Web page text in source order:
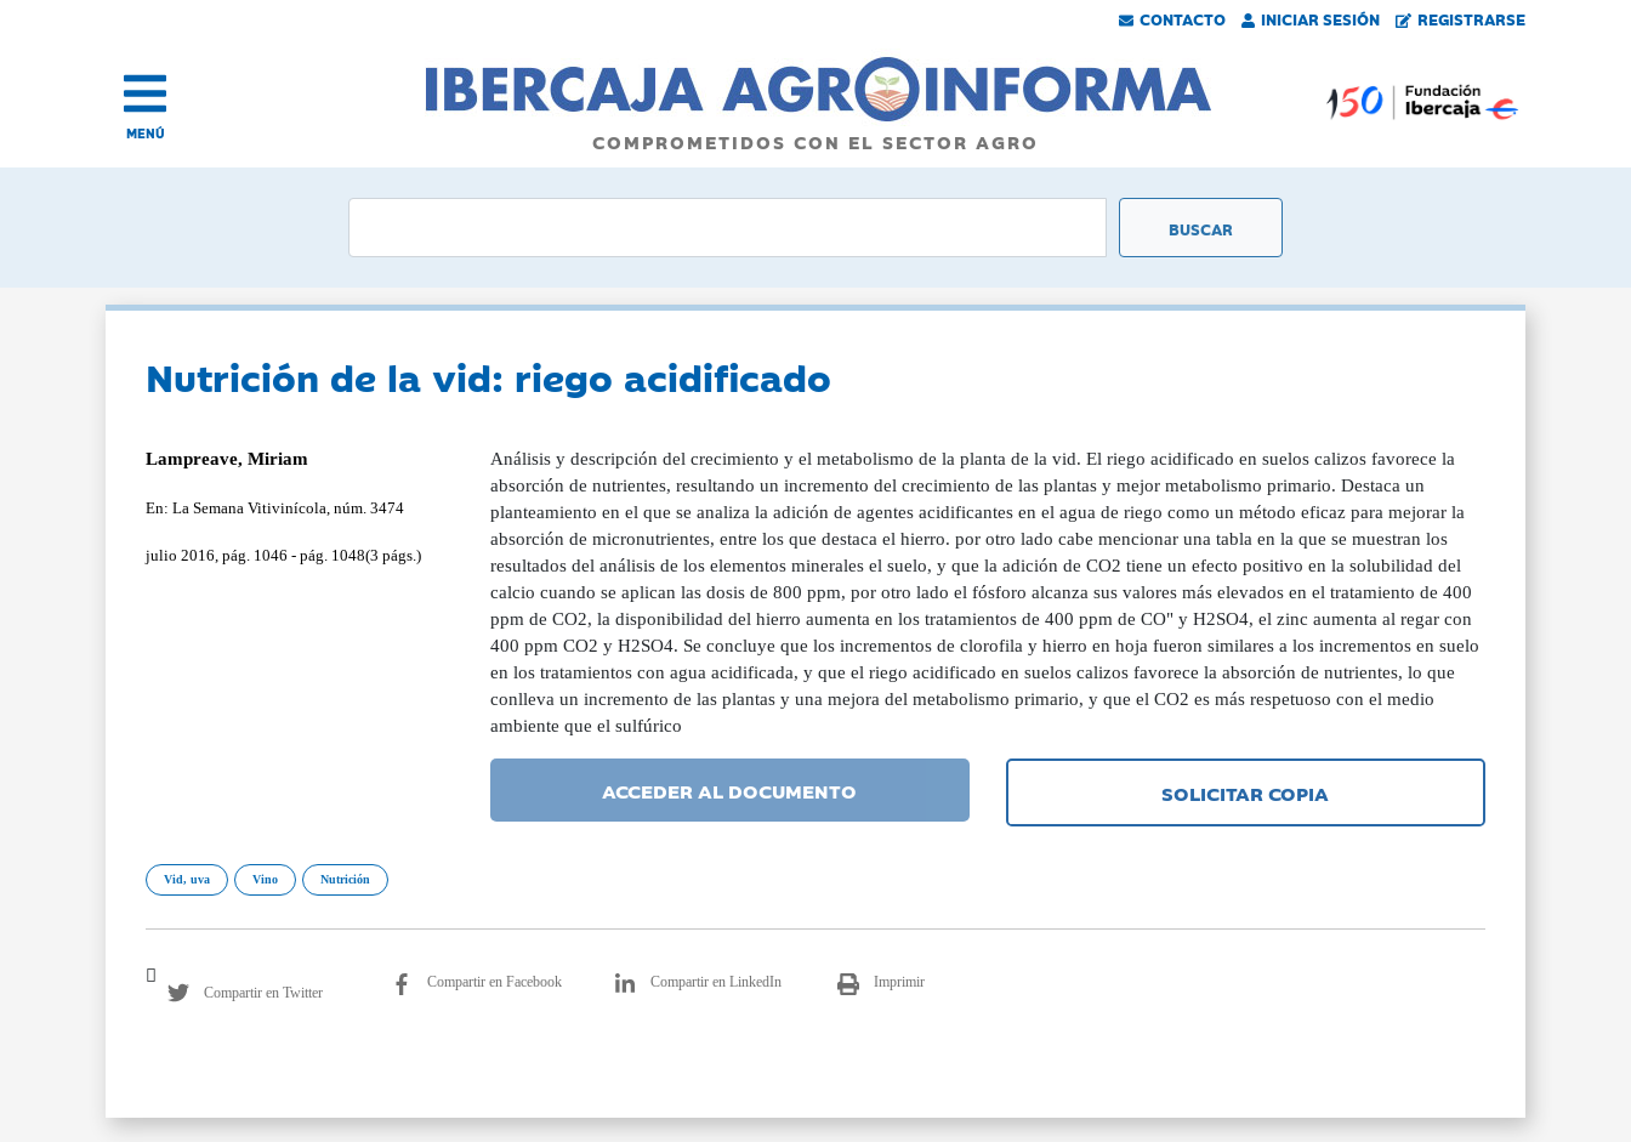
CONTACTO INICIAR SESIÓN REGISTRARSE
MENÚ COMPROMETIDOS CON EL SECTOR AGRO
Nutrición de la vid: riego acidificado
Lampreave, Miriam
En: La Semana Vitivinícola, núm. 3474
julio 2016, pág. 1046 - pág. 1048(3 págs.)
Análisis y descripción del crecimiento y el metabolismo de la planta de la vid. El riego acidificado en suelos calizos favorece la
absorción de nutrientes, resultando un incremento del crecimiento de las plantas y mejor metabolismo primario. Destaca un
planteamiento en el que se analiza la adición de agentes acidificantes en el agua de riego como un método eficaz para mejorar la
absorción de micronutrientes, entre los que destaca el hierro. por otro lado cabe mencionar una tabla en la que se muestran los
resultados del análisis de los elementos minerales el suelo, y que la adición de CO2 tiene un efecto positivo en la solubilidad del
calcio cuando se aplican las dosis de 800 ppm, por otro lado el fósforo alcanza sus valores más elevados en el tratamiento de 400
ppm de CO2, la disponibilidad del hierro aumenta en los tratamientos de 400 ppm de CO" y H2SO4, el zinc aumenta al regar con
400 ppm CO2 y H2SO4. Se concluye que los incrementos de clorofila y hierro en hoja fueron similares a los incrementos en suelo
en los tratamientos con agua acidificada, y que el riego acidificado en suelos calizos favorece la absorción de nutrientes, lo que
conlleva un incremento de las plantas y una mejora del metabolismo primario, y que el CO2 es más respetuoso con el medio
ambiente que el sulfúrico
ACCEDER AL DOCUMENTO SOLICITAR COPIA
Vid, uva Vino Nutrición
Compartir en Twitter
Compartir en Facebook Compartir en LinkedIn Imprimir